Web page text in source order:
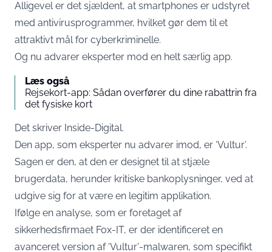
Alligevel er det sjældent, at smartphones er udstyret
med antivirusprogrammer, hvilket gør dem til et
attraktivt mål for cyberkriminelle.
Og nu advarer eksperter mod en helt særlig app.
Læs også
Rejsekort-app: Sådan overfører du dine rabattrin fra
det fysiske kort
Det skriver Inside-Digital.
Den app, som eksperter nu advarer imod, er ‘Vultur’.
Sagen er den, at den er designet til at stjæle
brugerdata, herunder kritiske bankoplysninger, ved at
udgive sig for at være en legitim applikation.
Ifølge en analyse, som er foretaget af
sikkerhedsfirmaet Fox-IT, er der identificeret en
avanceret version af ‘Vultur’-malwaren, som specifikt